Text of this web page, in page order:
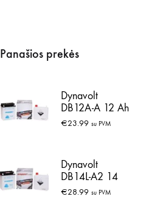
Panašios prekės
Dynavolt
DB12A-A 12 Ah
€23.99 su PVM
Dynavolt
DB14L-A2 14
Ah
€28.99 su PVM